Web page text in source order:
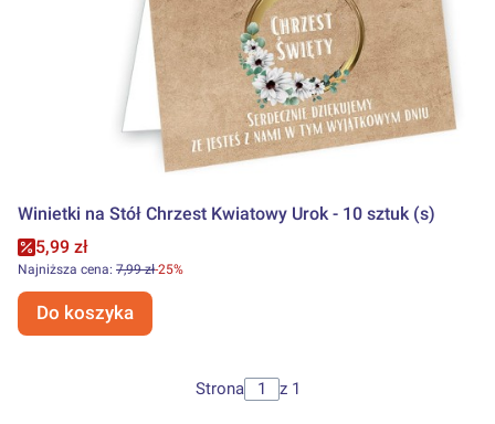
Winietki na Stół Chrzest Kwiatowy Urok - 10 sztuk (s)
Cena promocyjna
5,99 zł
Najniższa cena: 7,99 zł-25%
Do koszyka
Strona z 1